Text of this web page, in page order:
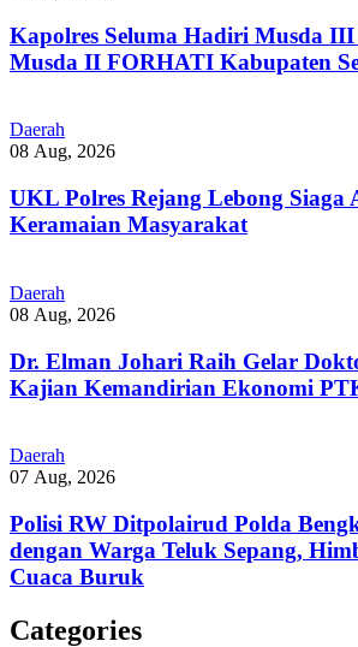
Kapolres Seluma Hadiri Musda
Musda II FORHATI Kabupaten
Daerah
08 Aug, 2026
UKL Polres Rejang Lebong Siaga
Keramaian Masyarakat
Daerah
08 Aug, 2026
Dr. Elman Johari Raih Gelar
Kajian Kemandirian Ekonomi
Daerah
07 Aug, 2026
Polisi RW Ditpolairud Polda
dengan Warga Teluk Sepang,
Cuaca Buruk
Categories